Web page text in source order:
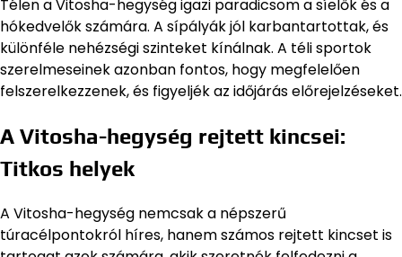
Télen a Vitosha-hegység igazi paradicsom a síelők és a
hókedvelők számára. A sípályák jól karbantartottak, és
különféle nehézségi szinteket kínálnak. A téli sportok
szerelmeseinek azonban fontos, hogy megfelelően
felszerelkezzenek, és figyeljék az időjárás előrejelzéseket.
A Vitosha-hegység rejtett kincsei:
Titkos helyek
A Vitosha-hegység nemcsak a népszerű
túracélpontokról híres, hanem számos rejtett kincset is